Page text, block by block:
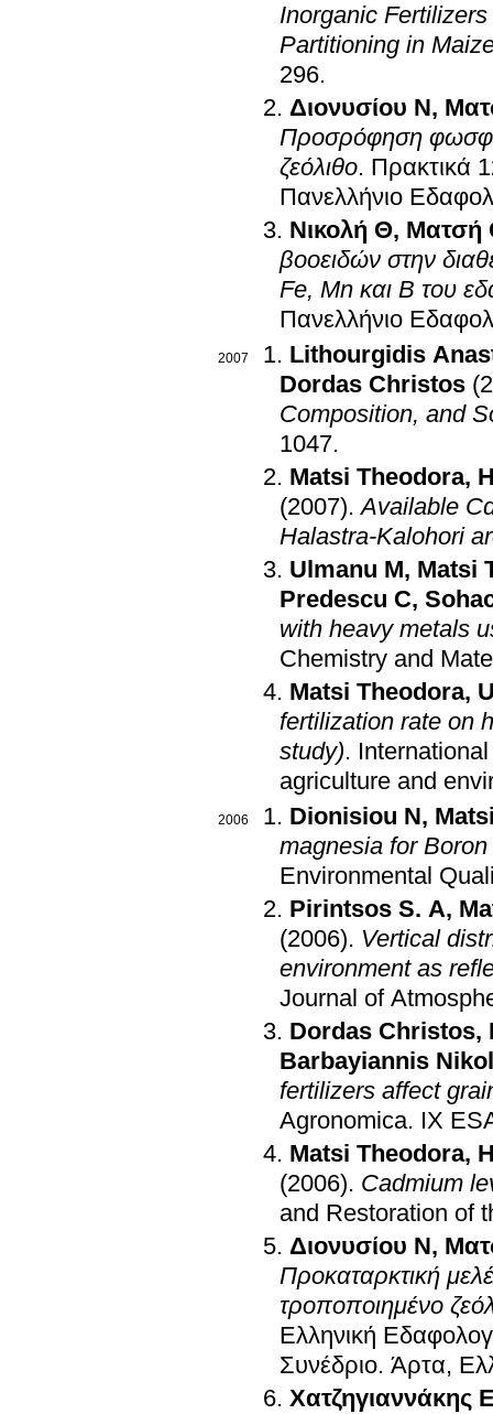
Inorganic
Partitioning in
296.
Διονυσίου Ν,
Προσρόφηση
ζεόλιθο. Πρακτικά
Πανελλήνιο
Νικολή Θ, Ματσή
βοοειδών στην
Fe, Mn και B του
Πανελλήνιο
2007
Lithourgidis
Dordas Christos
Composition, and
1047.
Matsi Theodora,
(2007).Available
Halastra-Kalohori
Ulmanu M, Matsi
Predescu C,
with heavy metals
Chemistry and
Matsi Theodora,
fertilization rate on
study).
agriculture and
2006 Dionisiou N,
magnesia for
Environmental
Pirintsos S. A,
(2006). Vertical
environment as
Journal of
Dordas Christos,
Barbayiannis
fertilizers affect
Agronomica. IX
Matsi Theodora,
(2006). Cadmium
and Restoration of
Διονυσίου Ν,
Προκαταρκτική
τροποποιημένο
Ελληνική
Συνέδριο. Άρτα,
Χατζηγιαννάκης